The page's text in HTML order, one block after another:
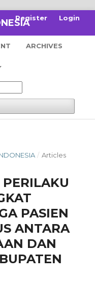
ARCHIVES
Register Login
/ Articles
PASIEN
ANTARA
DAN